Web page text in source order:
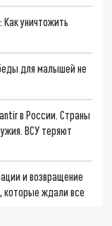
уничтожить
для малышей не
в России. Страны
ВСУ теряют
и возвращение
которые ждали все